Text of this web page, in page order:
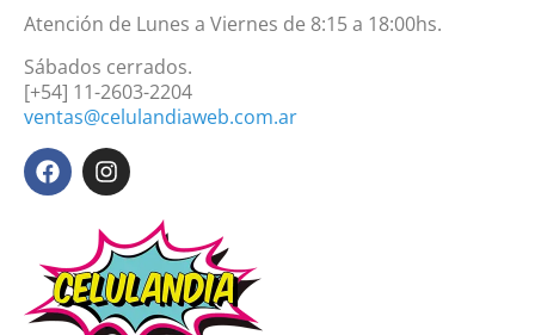
Atención de Lunes a Viernes de 8:15 a 18:00hs.
Sábados cerrados.
[+54] 11-2603-2204
ventas@celulandiaweb.com.ar